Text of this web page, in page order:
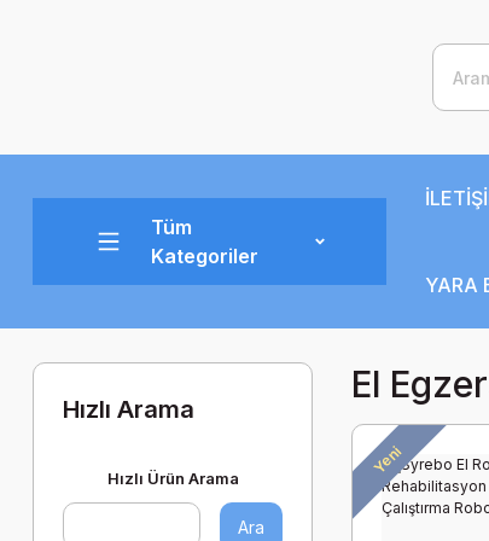
Tüm
Kategoriler
YARA
Hızlı Arama
Hızlı Ürün Arama
Ara
El
Yeni